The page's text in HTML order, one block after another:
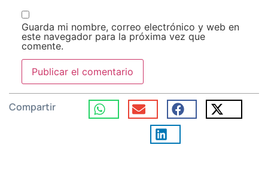
Guarda mi nombre, correo electrónico y web en
este navegador para la próxima vez que
comente.
Compartir